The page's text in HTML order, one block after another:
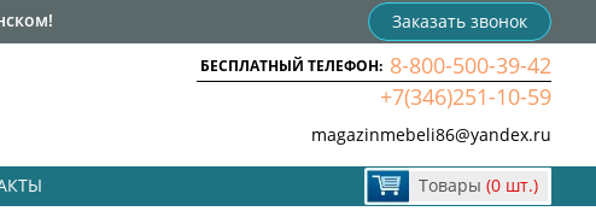
Заказать звонок
БЕСПЛАТНЫЙ ТЕЛЕФОН: 8-800-500-39-42
+7(346)251-10-59
magazinmebeli86@yandex.ru
Товары (0 шт.)